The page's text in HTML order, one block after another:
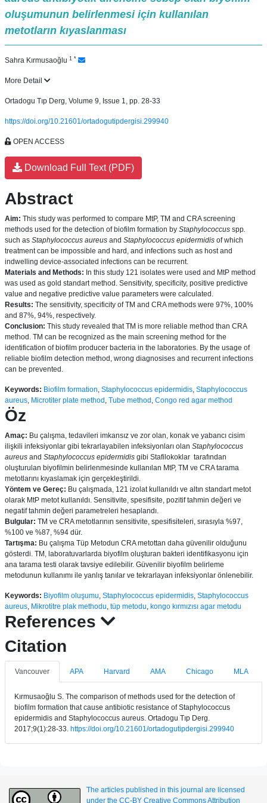
oluşumunun belirlenmesi için kullanılan
metotların kıyaslanması
Sahra Kırmusaoğlu 1 *
More Detail
Ortadogu Tıp Derg, Volume 9, Issue 1, pp. 28-33
https://doi.org/10.21601/ortadogutipdergisi.299940
OPEN ACCESS
Download Full Text (PDF)
Abstract
Aim: This study was performed to compare MtP, TM and CRA screening
methods used for the detection of biofilm formation by Staphylococcus spp.
such as Staphylococcus aureus and Staphylococcus epidermidis of which
treatment can be impossible and hard, and infections such as host and
indwelling device-associated infections can be recurrent.
Materials and Methods: In this study 121 isolates were used and MtP method
was used as gold standart method. Sensitivity, specificity, positive predictive
value and negative predictive value parameters were calculated.
Results: The sensitivity, specificity of TM and CRA methods were 97%, 100%
and 87%, 94%, respectively.
Conclusion: This study revealed that TM is more reliable method than CRA
method. TM can be recognized as the main screening method for the
identification of biofilm producer bacteria in the laboratories. By the usage of
reliable biofilm detection method, wrong diagnosises and recurrent infections
can be prevented.
Keywords: Biofilm formation, Staphylococcus epidermidis, Staphylococcus
aureus, Microtiter plate method , Tube method , Congo red agar method
Öz
Amaç: Bu çalışma, tedavileri imkansız ve zor olan, konak ve yabancı cisim
ilişkili infeksiyonlar gibi tekrarlayabilen infeksiyonları olan Staphylococcus
aureus and Staphylococcus epidermidis gibi Stafilokoklar tarafından
oluşturulan biyofilmin belirlenmesinde kullanılan MtP, TM ve CRA tarama
metotlarını kıyaslamak için gerçekleştirildi.
Yöntem ve Gereç: Bu çalışmada, 121 izolat kullanıldı ve altın standart metot
olarak MtP metot kullanıldı. Sensitivite, spesifisite, pozitif tahmin değeri ve
negatif tahmin değeri parametreleri hesaplandı.
Bulgular: TM ve CRA metotlarının sensitivite, spesifisiteleri, sırasıyla %97,
%100 ve %87, %94 dür.
Tartışma: Bu çalışma Tüp Metodun CRA metottan daha güvenilir olduğunu
gösterdi. TM, laboratuvarlarda biyofilm oluşturan bakteri identifikasyonu için
ana tarama testi olarak tavsiye edilebilir. Güvenilir biyofilm belirleme
metodunun kullanımı ile yanlış tanılar ve tekrarlayan infeksiyonlar önlenebilir.
Keywords: Biyofilm oluşumu, Staphylococcus epidermidis, Staphylococcus
aureus, Mikrotitre plak methodu, tüp metodu, kongo kırmızısı agar metodu
References
Citation
Vancouver APA Harvard AMA Chicago MLA
Kırmusaoğlu S. The comparison of methods used for the detection of
biofilm formation that cause antibiotic resistance of Staphylococcus
epidermidis and Staphylococcus aureus. Ortadogu Tıp Derg.
2017;9(1):28-33. https://doi.org/10.21601/ortadogutipdergisi.299940
The articles published in this journal are licensed
under the CC-BY Creative Commons Attribution